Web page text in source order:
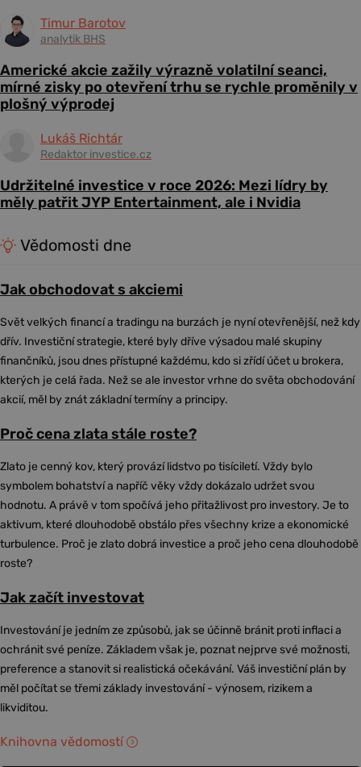
Timur Barotov
analytik BHS
Americké akcie zažily výrazně volatilní seanci,
mírné zisky po otevření trhu se rychle proměnily v
plošný výprodej
Lukáš Richtár
Redaktor investice.cz
Udržitelné investice v roce 2026: Mezi lídry by
měly patřit JYP Entertainment, ale i Nvidia
Vědomosti dne
Jak obchodovat s akciemi
Svět velkých financí a tradingu na burzách je nyní otevřenější, než kdy
dřív. Investiční strategie, které byly dříve výsadou malé skupiny
finančníků, jsou dnes přístupné každému, kdo si zřídí účet u brokera,
kterých je celá řada. Než se ale investor vrhne do světa obchodování
akcií, měl by znát základní termíny a principy.
Proč cena zlata stále roste?
Zlato je cenný kov, který provází lidstvo po tisíciletí. Vždy bylo
symbolem bohatství a napříč věky vždy dokázalo udržet svou
hodnotu. A právě v tom spočívá jeho přitažlivost pro investory. Je to
aktivum, které dlouhodobě obstálo přes všechny krize a ekonomické
turbulence. Proč je zlato dobrá investice a proč jeho cena dlouhodobě
roste?
Jak začít investovat
Investování je jedním ze způsobů, jak se účinně bránit proti inflaci a
ochránit své peníze. Základem však je, poznat nejprve své možnosti,
preference a stanovit si realistická očekávání. Váš investiční plán by
měl počítat se třemi základy investování - výnosem, rizikem a
likviditou.
Knihovna vědomostí